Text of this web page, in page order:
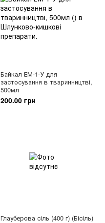
Байкал ЕМ-1-У для
застосування в тваринництві,
500мл
200.00 грн
Глауберова сіль (400 г) (Бісіль)